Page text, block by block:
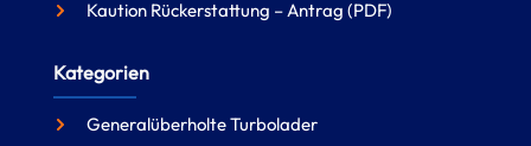
Kaution Rückerstattung – Antrag (PDF)
Kategorien
Generalüberholte Turbolader